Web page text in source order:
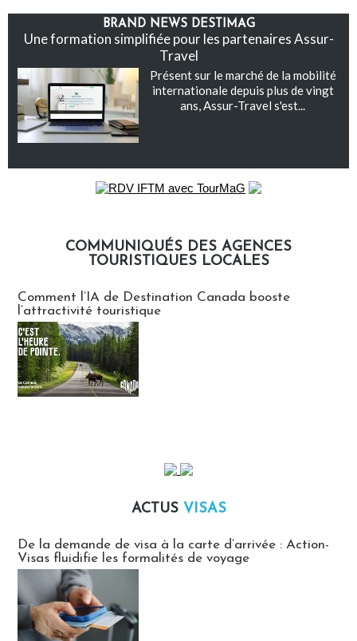
BRAND NEWS DESTIMAG
Une formation simplifiée pour les partenaires Assur-
Travel
Présent sur le marché de la mobilité
internationale depuis plus de vingt
ans, Assur-Travel s'est...
COMMUNIQUÉS DES AGENCES
TOURISTIQUES LOCALES
Comment l’IA de Destination Canada booste
l’attractivité touristique
ACTUS VISAS
De la demande de visa à la carte d’arrivée : Action-
Visas fluidifie les formalités de voyage